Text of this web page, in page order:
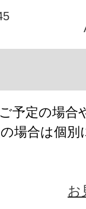
予定の場合
場合は個別
お